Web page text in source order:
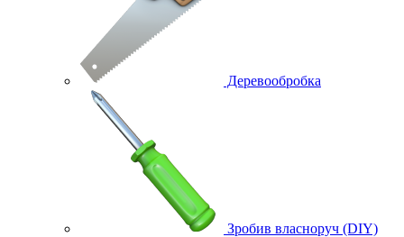
Деревообробка
Зробив власноруч (DIY)